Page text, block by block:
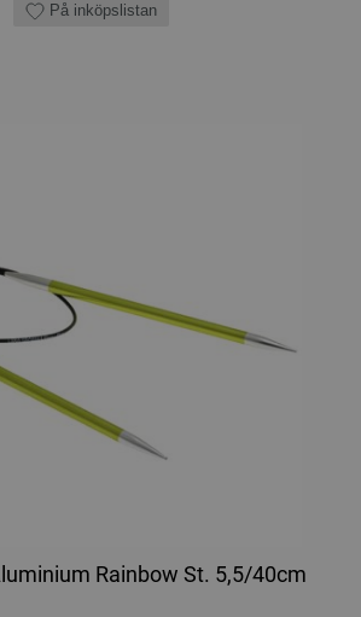
På inköpslistan
Rainbow St. 5,5/40cm